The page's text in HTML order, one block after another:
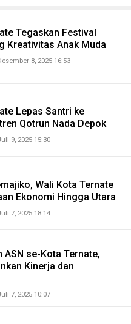
Tegaskan Festival
Kreativitas Anak Muda
8, 2025 16:53
Lepas Santri ke
Qotrun Nada Depok
9, 2025 15:30
Wali Kota Ternate
Ekonomi Hingga Utara
7, 2025 18:14
ASN se-Kota Ternate,
Kinerja dan
7, 2025 10:07